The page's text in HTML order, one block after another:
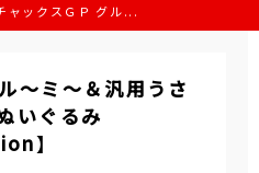
ャックスＧＰ グル...
～ミ～＆汎用うさ
いぐるみ
】